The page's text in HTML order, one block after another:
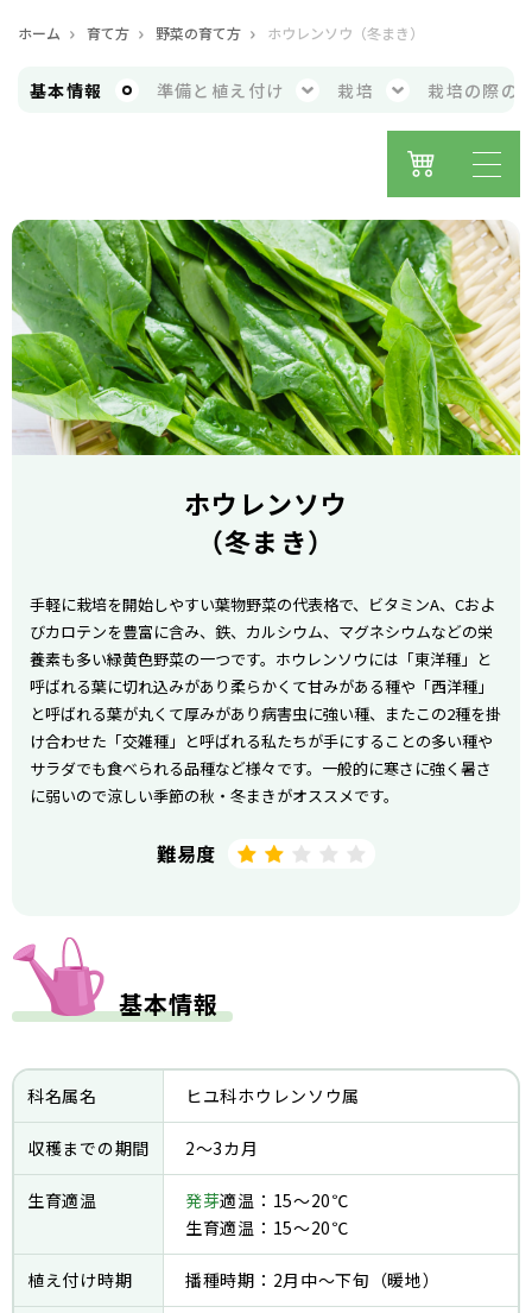
ホーム 育て方 野菜の育て方 ホウレンソウ（冬まき）
基本情報 準備と 植え付け 栽培 栽培の際の
ホウレンソウ
（冬まき）
手軽に栽培を開始しやすい葉物野菜の代表格で、ビタミンA、Cおよ
びカロテンを豊富に含み、鉄、カルシウム、マグネシウムなどの栄
養素も多い緑黄色野菜の一つです。ホウレンソウには「東洋種」と
呼ばれる葉に切れ込みがあり柔らかくて甘みがある種や「西洋種」
と呼ばれる葉が丸くて厚みがあり病害虫に強い種、またこの2種を掛
け合わせた「交雑種」と呼ばれる私たちが手にすることの多い種や
サラダでも食べられる品種など様々です。一般的に寒さに強く暑さ
に弱いので涼しい季節の秋・冬まきがオススメです。
難易度
基本情報
科名属名 ヒユ科ホウレンソウ属
収穫までの期間 2～3カ月
生育適温 発芽適温：15～20℃
生育適温：15～20℃
植え付け時期 播種時期：2月中～下旬（暖地）